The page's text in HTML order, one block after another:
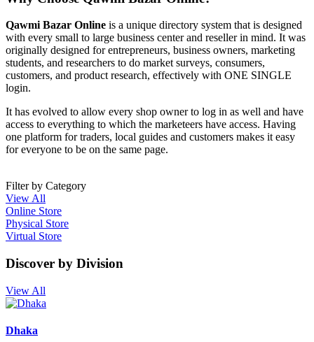
Qawmi Bazar Online is a unique directory system that is designed
with every small to large business center and reseller in mind. It was
originally designed for entrepreneurs, business owners, marketing
students, and researchers to do market surveys, consumers,
customers, and product research, effectively with ONE SINGLE
login.
It has evolved to allow every shop owner to log in as well and have
access to everything to which the marketeers have access. Having
one platform for traders, local guides and customers makes it easy
for everyone to be on the same page.
Filter by Category
View All
Online Store
Physical Store
Virtual Store
Discover by Division
View All
Dhaka